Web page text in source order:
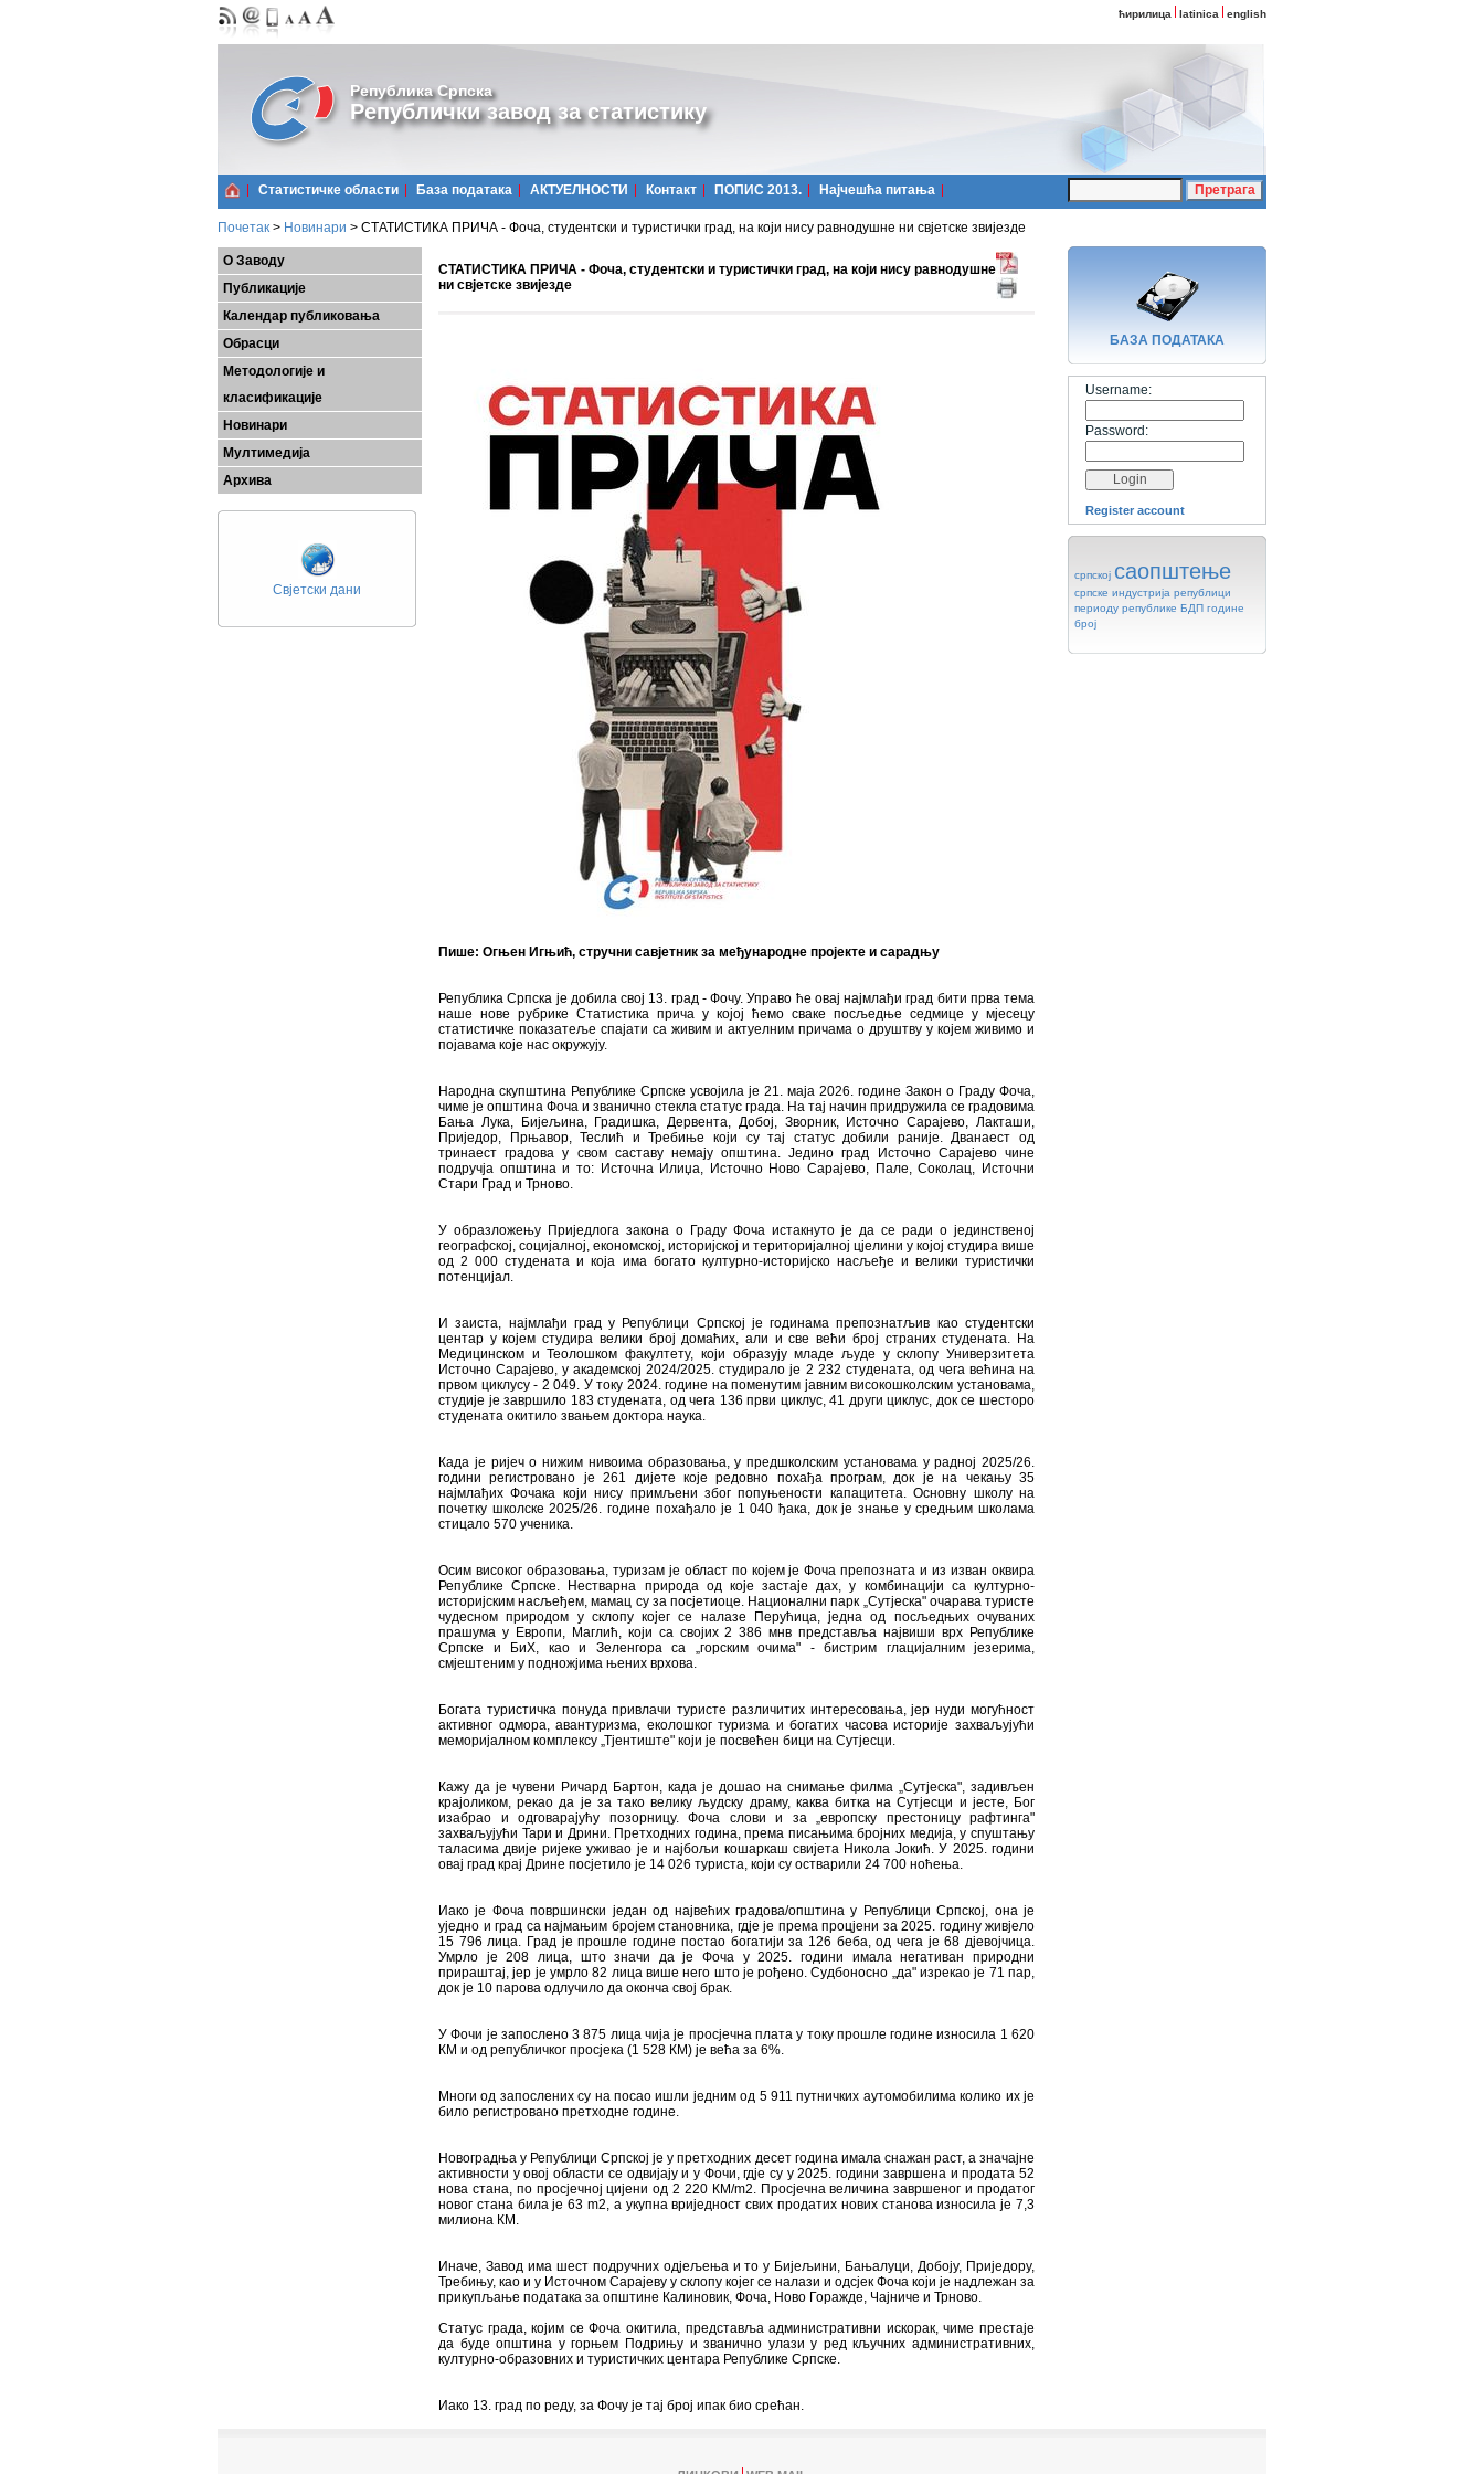
ћирилица latinica english
Република Српска
Републички завод за статистику
Статистичке области Базa података АКТУЕЛНОСТИ Контакт ПОПИС 2013. Најчешћa питања
Почетак > Новинари > СТАТИСТИКА ПРИЧА - Фоча, студентски и туристички град, на који нису равнодушне ни свјетске звијезде
О Заводу
Публикације
Календар публиковања
Обрасци
Методологије и
класификације
Новинари
Мултимедија
Архива
Свјетски дани
СТАТИСТИКА ПРИЧА - Фоча, студентски и туристички град, на који нису равнодушне
ни свјетске звијезде
Пише: Огњен Игњић, стручни савјетник за међународне пројекте и сарадњу
Република Српска је добила свој 13. град - Фочу. Управо ће овај најмлађи град бити прва тема
наше нове рубрике Статистика прича у којој ћемо сваке посљедње седмице у мјесецу
статистичке показатеље спајати са живим и актуелним причама о друштву у којем живимо и
појавама које нас окружују.
Народна скупштина Републике Српске усвојила је 21. маја 2026. године Закон о Граду Фоча,
чиме је општина Фоча и званично стекла статус града. На тај начин придружила се градовима
Бања Лука, Бијељина, Градишка, Дервента, Добој, Зворник, Источно Сарајево, Лакташи,
Приједор, Прњавор, Теслић и Требиње који су тај статус добили раније. Дванаест од
тринаест градова у свом саставу немају општина. Једино град Источно Сарајево чине
подручја општина и то: Источна Илиџа, Источно Ново Сарајево, Пале, Соколац, Источни
Стари Град и Трново.
У образложењу Приједлога закона о Граду Фоча истакнуто је да се ради о јединственој
географској, социјалној, економској, историјској и територијалној цјелини у којој студира више
од 2 000 студената и која има богато културно-историјско насљеђе и велики туристички
потенцијал.
И заиста, најмлађи град у Републици Српској је годинама препознатљив као студентски
центар у којем студира велики број домаћих, али и све већи број страних студената. На
Медицинском и Теолошком факултету, који образују младе људе у склопу Универзитета
Источно Сарајево, у академској 2024/2025. студирало је 2 232 студената, од чега већина на
првом циклусу - 2 049. У току 2024. године на поменутим јавним високошколским установама,
студије је завршило 183 студената, од чега 136 први циклус, 41 други циклус, док се шесторо
студената окитило звањем доктора наука.
Када је ријеч о нижим нивоима образовања, у предшколским установама у радној 2025/26.
години регистровано је 261 дијете које редовно похађа програм, док је на чекању 35
најмлађих Фочака који нису примљени због попуњености капацитета. Основну школу на
почетку школске 2025/26. године похађало је 1 040 ђака, док је знање у средњим школама
стицало 570 ученика.
Осим високог образовања, туризам је област по којем је Фоча препозната и из изван оквира
Републике Српске. Нестварна природа од које застаје дах, у комбинацији са културно-
историјским насљеђем, мамац су за посјетиоце. Национални парк „Сутјеска" очарава туристе
чудесном природом у склопу којег се налазе Перућица, једна од посљедњих очуваних
прашума у Европи, Маглић, који са својих 2 386 мнв представља највиши врх Републике
Српске и БиХ, као и Зеленгора са „горским очима" - бистрим глацијалним језерима,
смјештеним у подножјима њених врхова.
Богата туристичка понуда привлачи туристе различитих интересовања, јер нуди могућност
активног одмора, авантуризма, еколошког туризма и богатих часова историје захваљујући
меморијалном комплексу „Тјентиште" који је посвећен бици на Сутјесци.
Кажу да је чувени Ричард Бартон, када је дошао на снимање филма „Сутјеска", задивљен
крајоликом, рекао да је за тако велику људску драму, каква битка на Сутјесци и јесте, Бог
изабрао и одговарајућу позорницу. Фоча слови и за „европску престоницу рафтинга"
захваљујући Тари и Дрини. Претходних година, према писањима бројних медија, у спуштању
таласима двије ријеке уживао је и најбољи кошаркаш свијета Никола Јокић. У 2025. години
овај град крај Дрине посјетило је 14 026 туриста, који су остварили 24 700 ноћења.
Иако је Фоча површински један од највећих градова/општина у Републици Српској, она је
уједно и град са најмањим бројем становника, гдје је према процјени за 2025. годину живјело
15 796 лица. Град је прошле године постао богатији за 126 беба, од чега је 68 дјевојчица.
Умрло је 208 лица, што значи да је Фоча у 2025. години имала негативан природни
прираштај, јер је умрло 82 лица више него што је рођено. Судбоносно „да" изрекао је 71 пар,
док је 10 парова одлучило да оконча свој брак.
У Фочи је запослено 3 875 лица чија је просјечна плата у току прошле године износила 1 620
КМ и од републичког просјека (1 528 КМ) је већа за 6%.
Многи од запослених су на посао ишли једним од 5 911 путничких аутомобилима колико их је
било регистровано претходне године.
Новоградња у Републици Српској је у претходних десет година имала снажан раст, а значајне
активности у овој области се одвијају и у Фочи, гдје су у 2025. години завршена и продата 52
нова стана, по просјечној цијени од 2 220 КМ/m2. Просјечна величина завршеног и продатог
новог стана била је 63 m2, а укупна вриједност свих продатих нових станова износила је 7,3
милиона КМ.
Иначе, Завод има шест подручних одјељења и то у Бијељини, Бањалуци, Добоју, Приједору,
Требињу, као и у Источном Сарајеву у склопу којег се налази и одсјек Фоча који је надлежан за
прикупљање података за општине Калиновик, Фоча, Ново Горажде, Чајниче и Трново.
Статус града, којим се Фоча окитила, представља административни искорак, чиме престаје
да буде општина у горњем Подрињу и званично улази у ред кључних административних,
културно-образовних и туристичких центара Републике Српске.
Иако 13. град по реду, за Фочу је тај број ипак био срећан.
БАЗA ПОДАТАКА
Username:
Password:
Register account
српској саопштење
српске индустрија републици
периоду републике БДП године
број